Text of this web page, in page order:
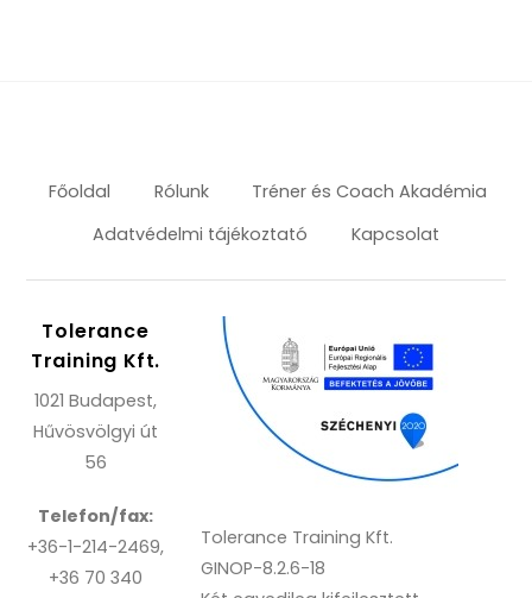
Főoldal Rólunk
Tréner és Coach Akadémia
Adatvédelmi tájékoztató
Kapcsolat
Tolerance
Training Kft.
1021 Budapest,
Hűvösvölgyi út
56
Telefon/fax:
+36-1-214-2469,
+36 70 340
Tolerance Training Kft.
GINOP-8.2.6-18